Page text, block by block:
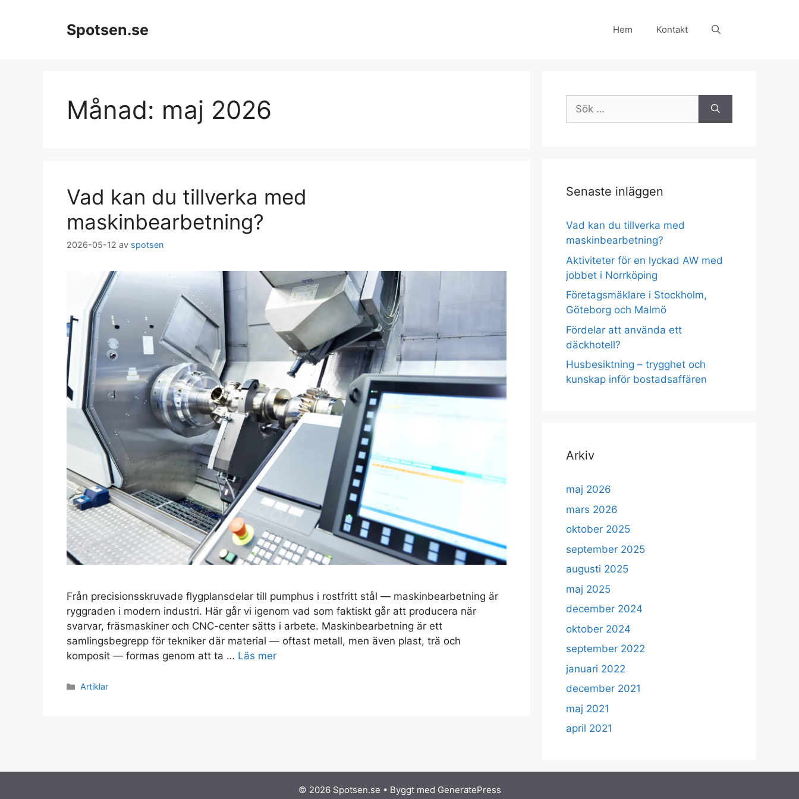
Spotsen.se Hem Kontakt
Månad: maj 2026
Vad kan du tillverka med
maskinbearbetning?
2026-05-12 av spotsen
Från precisionsskruvade flygplansdelar till pumphus i rostfritt stål — maskinbearbetning är
ryggraden i modern industri. Här går vi igenom vad som faktiskt går att producera när
svarvar, fräsmaskiner och CNC-center sätts i arbete. Maskinbearbetning är ett
samlingsbegrepp för tekniker där material — oftast metall, men även plast, trä och
komposit — formas genom att ta … Läs mer
Kategorier
Artiklar
Sök
efter:
Senaste inläggen
Vad kan du tillverka med
maskinbearbetning?
Aktiviteter för en lyckad AW med
jobbet i Norrköping
Företagsmäklare i Stockholm,
Göteborg och Malmö
Fördelar att använda ett
däckhotell?
Husbesiktning – trygghet och
kunskap inför bostadsaffären
Arkiv
maj 2026
mars 2026
oktober 2025
september 2025
augusti 2025
maj 2025
december 2024
oktober 2024
september 2022
januari 2022
december 2021
maj 2021
april 2021
© 2026 Spotsen.se • Byggt med GeneratePress